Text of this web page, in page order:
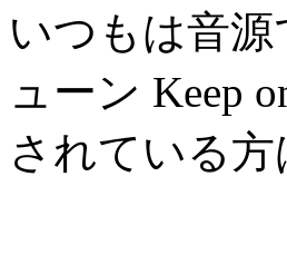
いつもは音
ューン Keep
されている